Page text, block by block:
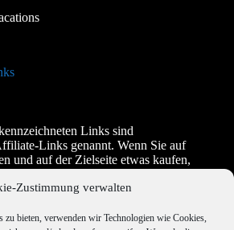
Zustimmung verwalten
zu bieten, verwenden wir Technologien wie Cookies,
Links sind
Links genannt. Wenn Sie auf
und auf der Zielseite etwas kaufen,
Anbieter oder Online-Shop
entstehen für Sie keine Nachteile